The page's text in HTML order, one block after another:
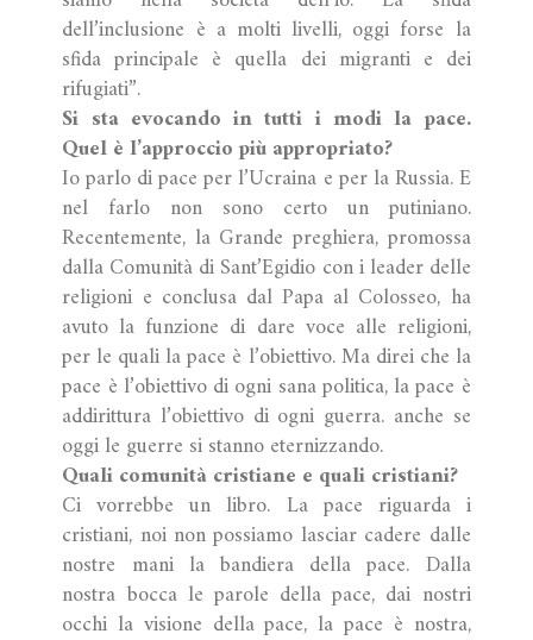
dell’inclusione è a molti livelli, oggi forse la
sfida principale è quella dei migranti e dei
rifugiati”.
Si sta evocando in tutti i modi la pace.
Quel è l’approccio più appropriato?
Io parlo di pace per l’Ucraina e per la Russia. E
nel farlo non sono certo un putiniano.
Recentemente, la Grande preghiera, promossa
dalla Comunità di Sant’Egidio con i leader delle
religioni e conclusa dal Papa al Colosseo, ha
avuto la funzione di dare voce alle religioni,
per le quali la pace è l’obiettivo. Ma direi che la
pace è l’obiettivo di ogni sana politica, la pace è
addirittura l’obiettivo di ogni guerra. anche se
oggi le guerre si stanno eternizzando.
Quali comunità cristiane e quali cristiani?
Ci vorrebbe un libro. La pace riguarda i
cristiani, noi non possiamo lasciar cadere dalle
nostre mani la bandiera della pace. Dalla
nostra bocca le parole della pace, dai nostri
occhi la visione della pace, la pace è nostra,